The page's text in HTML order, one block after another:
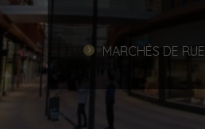
MARCHÉS DE RUE